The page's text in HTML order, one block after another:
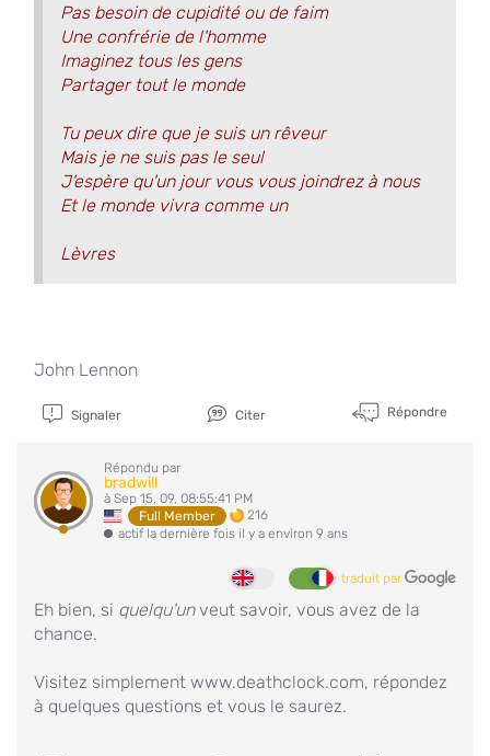
Pas besoin de cupidité ou de faim
Une confrérie de l'homme
Imaginez tous les gens
Partager tout le monde
Tu peux dire que je suis un rêveur
Mais je ne suis pas le seul
J'espère qu'un jour vous vous joindrez à nous
Et le monde vivra comme un
Lèvres
John Lennon
Signaler Citer Répondre
Répondu par
bradwill
à Sep 15, 09, 08:55:41 PM
Full Member
216
actif la dernière fois il y a environ 9 ans
traduit par
Eh bien, si quelqu'unveut savoir, vous avez de la
chance.
Visitez simplement www.deathclock.com, répondez
à quelques questions et vous le saurez.